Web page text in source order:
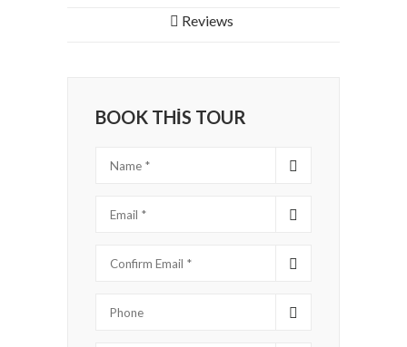
Reviews
BOOK THIS TOUR